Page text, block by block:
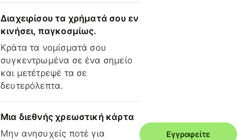
Διαχειρίσου τα χρήματά σου εν
κινήσει, παγκοσμίως.
Κράτα τα νομίσματά σου
συγκεντρωμένα σε ένα σημείο
και μετέτρεψέ τα σε
δευτερόλεπτα.
Μια διεθνής χρεωστική κάρτα
Μην ανησυχείς ποτέ για
Εγγραφείτε